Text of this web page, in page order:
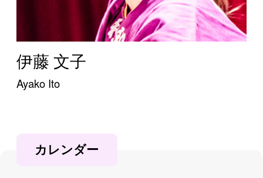
伊藤 文子
Ayako Ito
カレンダー